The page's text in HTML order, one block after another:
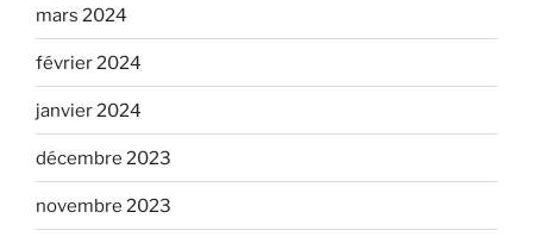
mars 2024
février 2024
janvier 2024
décembre 2023
novembre 2023